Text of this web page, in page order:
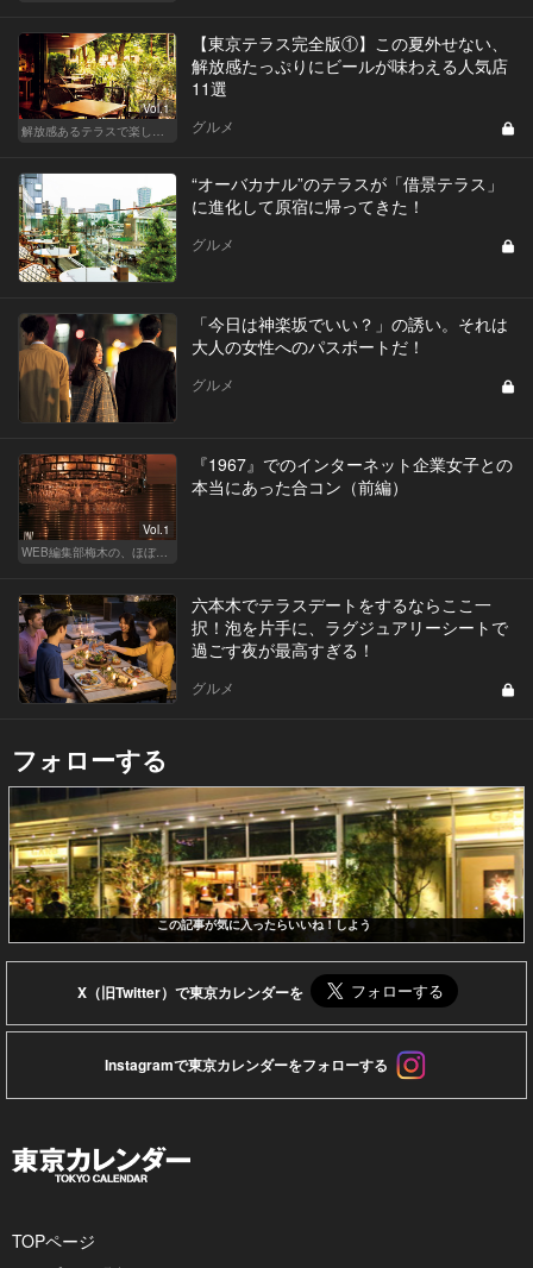
Vol.1
【東京テラス完全版①】この夏外せない、
解放感たっぷりにビールが味わえる人気店
11選
グルメ
“オーバカナル”のテラスが「借景テラス」
に進化して原宿に帰ってきた！
グルメ
「今日は神楽坂でいい？」の誘い。それは
大人の女性へのパスポートだ！
グルメ
Vol.1
『1967』でのインターネット企業女子との
本当にあった合コン（前編）
六本木でテラスデートをするならここ一
択！泡を片手に、ラグジュアリーシートで
過ごす夜が最高すぎる！
グルメ
フォローする
この記事が気に入ったらいいね！しよう
X（旧Twitter）で東京カレンダーを
Instagramで東京カレンダーをフォローする
TOPページ